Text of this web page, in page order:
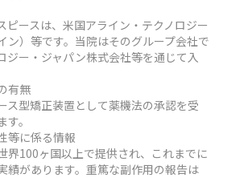
ピースは、米国アライン・テクノロジー
ン）等です。当院はそのグループ会社で
ジー・ジャパン株式会社等を通じて入
有無
ス型矯正装置として薬機法の承認を受
。
等に係る情報
界100ヶ国以上で提供され、これまでに
績があります。重篤な副作用の報告は